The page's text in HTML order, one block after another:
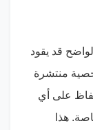
قد يقود
منتشرة
على أي
هذا